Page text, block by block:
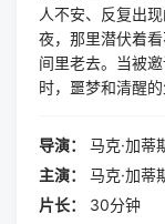
人不安、反复出
夜，那里潜伏着
间里老去。当被
时，噩梦和清醒
导演：
马克·加蒂
主演：
马克·加蒂
片长：
30分钟